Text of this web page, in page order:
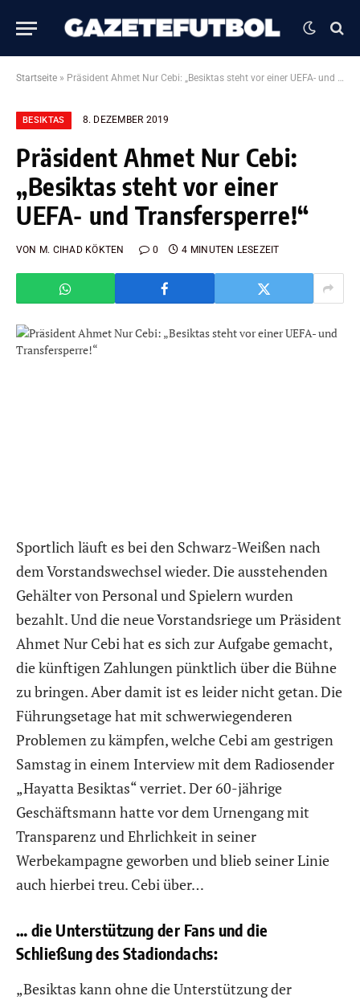
Startseite » Präsident Ahmet Nur Cebi: „Besiktas steht vor einer UEFA- und Transfersperre!“
BESIKTAS 8. DEZEMBER 2019
Präsident Ahmet Nur Cebi:
„Besiktas steht vor einer
UEFA- und Transfersperre!“
VON M. CIHAD KÖKTEN 0 4 MINUTEN LESEZEIT
Sportlich läuft es bei den Schwarz-Weißen nach
dem Vorstandswechsel wieder. Die ausstehenden
Gehälter von Personal und Spielern wurden
bezahlt. Und die neue Vorstandsriege um Präsident
Ahmet Nur Cebi hat es sich zur Aufgabe gemacht,
die künftigen Zahlungen pünktlich über die Bühne
zu bringen. Aber damit ist es leider nicht getan. Die
Führungsetage hat mit schwerwiegenderen
Problemen zu kämpfen, welche Cebi am gestrigen
Samstag in einem Interview mit dem Radiosender
„Hayatta Besiktas“ verriet. Der 60-jährige
Geschäftsmann hatte vor dem Urnengang mit
Transparenz und Ehrlichkeit in seiner
Werbekampagne geworben und blieb seiner Linie
auch hierbei treu. Cebi über…
… die Unterstützung der Fans und die
Schließung des Stadiondachs:
„Besiktas kann ohne die Unterstützung der